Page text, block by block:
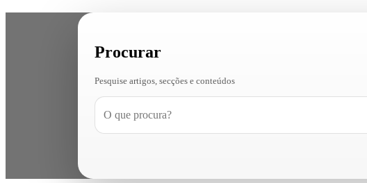
Procurar
Pesquise artigos, secções e conteúdos